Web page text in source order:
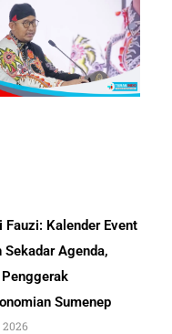
Fauzi: Kalender Event
Sekadar Agenda,
Sumenep